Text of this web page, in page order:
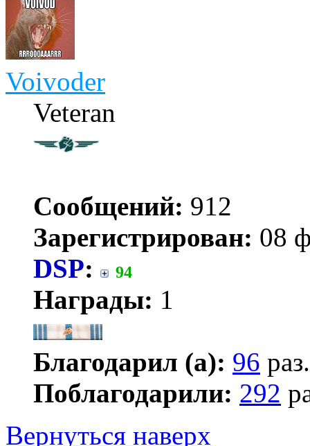
Voivoder
Veteran
Сообщений: 912
Зарегистрирован: 08
DSP: 94
Награды: 1
Благодарил (а): 96 раз.
Поблагодарили: 292
Вернуться наверх